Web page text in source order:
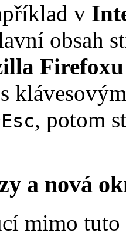
v
obsah
Firefoxu
Esc, potom
a nová
mimo